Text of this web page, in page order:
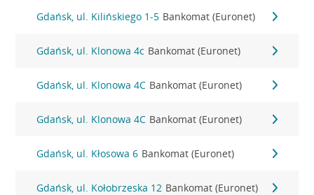
Gdańsk, ul. Kilińskiego 1-5 Bankomat (Euronet)
Gdańsk, ul. Klonowa 4c Bankomat (Euronet)
Gdańsk, ul. Klonowa 4C Bankomat (Euronet)
Gdańsk, ul. Klonowa 4C Bankomat (Euronet)
Gdańsk, ul. Kłosowa 6 Bankomat (Euronet)
Gdańsk, ul. Kołobrzeska 12 Bankomat (Euronet)